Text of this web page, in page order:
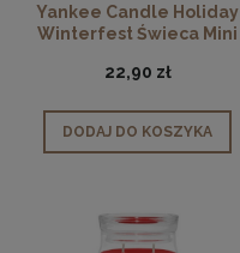
Yankee Candle Holiday
Winterfest Świeca Mini
22,90 zł
DODAJ DO KOSZYKA